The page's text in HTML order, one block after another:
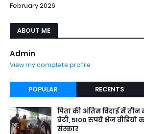
February 2026
ABOUT ME
Admin
View my complete profile
POPULAR RECENTS
पिता की अंतिम विदाई में
बेटी, 5100 रुपये भेज वीडियो
संस्कार